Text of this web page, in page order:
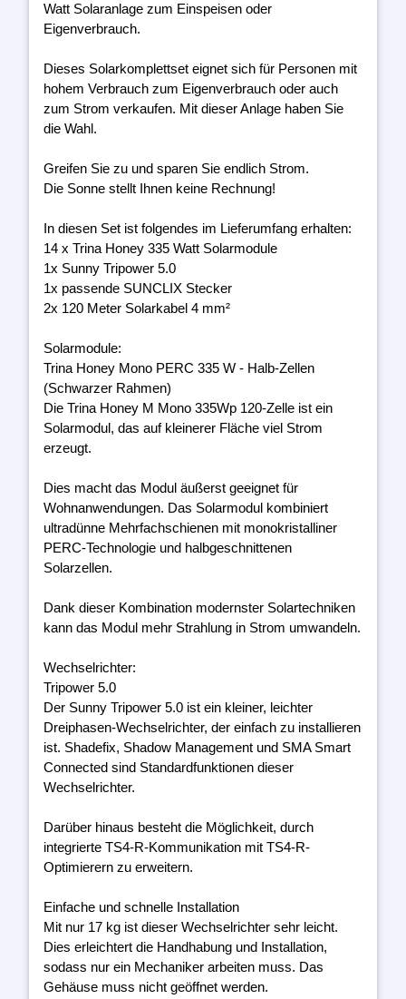
Watt Solaranlage zum Einspeisen oder
Eigenverbrauch.
Dieses Solarkomplettset eignet sich für Personen mit
hohem Verbrauch zum Eigenverbrauch oder auch
zum Strom verkaufen. Mit dieser Anlage haben Sie
die Wahl.
Greifen Sie zu und sparen Sie endlich Strom.
Die Sonne stellt Ihnen keine Rechnung!
In diesen Set ist folgendes im Lieferumfang erhalten:
14 x Trina Honey 335 Watt Solarmodule
1x Sunny Tripower 5.0
1x passende SUNCLIX Stecker
2x 120 Meter Solarkabel 4 mm²
Solarmodule:
Trina Honey Mono PERC 335 W - Halb-Zellen
(Schwarzer Rahmen)
Die Trina Honey M Mono 335Wp 120-Zelle ist ein
Solarmodul, das auf kleinerer Fläche viel Strom
erzeugt.
Dies macht das Modul äußerst geeignet für
Wohnanwendungen. Das Solarmodul kombiniert
ultradünne Mehrfachschienen mit monokristalliner
PERC-Technologie und halbgeschnittenen
Solarzellen.
Dank dieser Kombination modernster Solartechniken
kann das Modul mehr Strahlung in Strom umwandeln.
Wechselrichter:
Tripower 5.0
Der Sunny Tripower 5.0 ist ein kleiner, leichter
Dreiphasen-Wechselrichter, der einfach zu installieren
ist. Shadefix, Shadow Management und SMA Smart
Connected sind Standardfunktionen dieser
Wechselrichter.
Darüber hinaus besteht die Möglichkeit, durch
integrierte TS4-R-Kommunikation mit TS4-R-
Optimierern zu erweitern.
Einfache und schnelle Installation
Mit nur 17 kg ist dieser Wechselrichter sehr leicht.
Dies erleichtert die Handhabung und Installation,
sodass nur ein Mechaniker arbeiten muss. Das
Gehäuse muss nicht geöffnet werden.